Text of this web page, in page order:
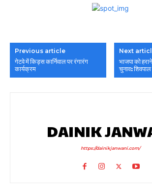
Previous article
गेटवे में किड्स कार्निवाल पर रंगारंग
कार्यक्रम
Next
भाजपा को
चुनाव:
DAINIK
https://dainikjanwani.com/